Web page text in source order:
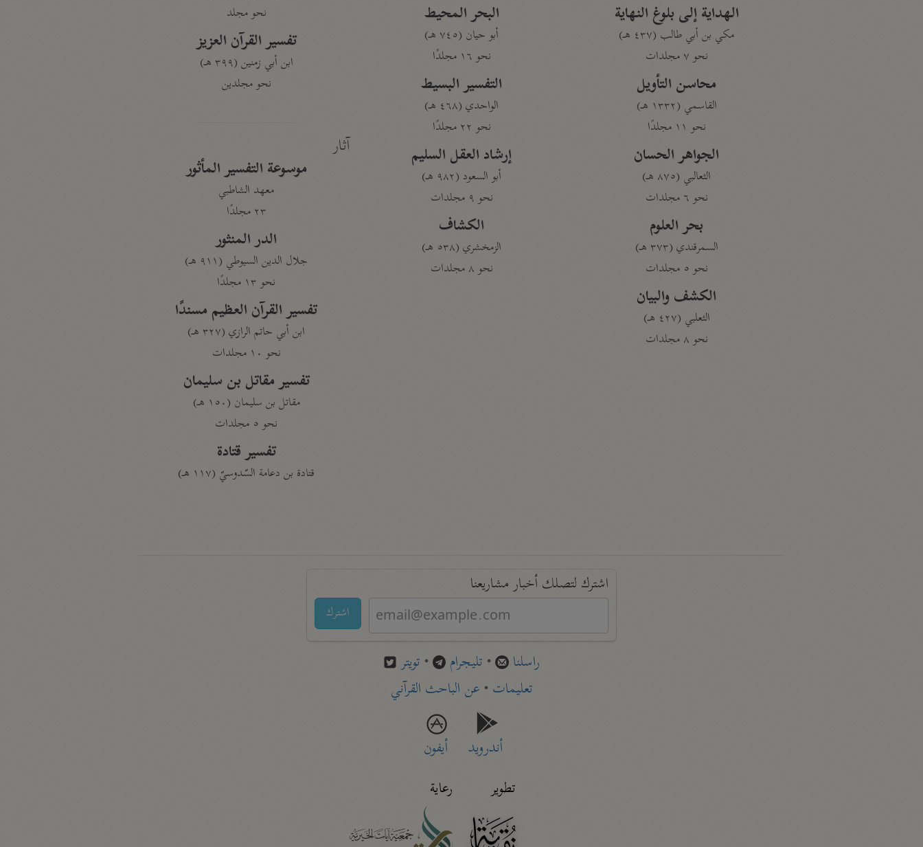
الهداية إلى بلوغ النهاية
مكي بن أبي طالب (٤٣٧ هـ)
نحو ٧ مجلدات
محاسن التأويل
القاسمي (١٣٣٢ هـ)
نحو ١١ مجلدًا
الجواهر الحسان
الثعالبي (٨٧٥ هـ)
نحو ٦ مجلدات
بحر العلوم
السمرقندي (٣٧٣ هـ)
نحو ٥ مجلدات
الكشف والبيان
الثعلبي (٤٢٧ هـ)
نحو ٨ مجلدات
البحر المحيط
أبو حيان (٧٤٥ هـ)
نحو ١٦ مجلدًا
التفسير البسيط
الواحدي (٤٦٨ هـ)
نحو ٢٢ مجلدًا
إرشاد العقل السليم
أبو السعود (٩٨٢ هـ)
نحو ٩ مجلدات
الكشاف
الزمخشري (٥٣٨ هـ)
نحو ٨ مجلدات
نحو مجلد
تفسير القرآن العزيز
ابن أبي زمنين (٣٩٩ هـ)
نحو مجلدين
آثار
موسوعة التفسير المأثور
معهد الشاطبي
٢٣ مجلدًا
الدر المنثور
جلال الدين السيوطي (٩١١ هـ)
نحو ١٣ مجلدًا
تفسير القرآن العظيم مسندًا
ابن أبي حاتم الرازي (٣٢٧ هـ)
نحو ١٠ مجلدات
تفسير مقاتل بن سليمان
مقاتل بن سليمان (١٥٠ هـ)
نحو ٥ مجلدات
تفسير قتادة
قتادة بن دعامة السّدوسيّ (١١٧ هـ)
اشترك لتصلك أخبار مشاريعنا
اشترك
راسلنا • تليجرام • تويتر
تعليمات• عن الباحث القرآني
أندرويد
أيفون
تطوير
رعاية